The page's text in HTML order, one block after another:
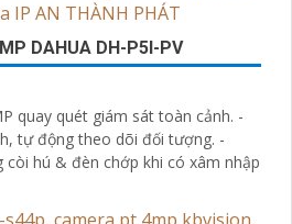
DAHUA DH-P5I-PV
quay quét giám sát toàn cảnh. -
tự động theo dõi đối tượng. -
còi hú & đèn chớp khi có xâm nhập